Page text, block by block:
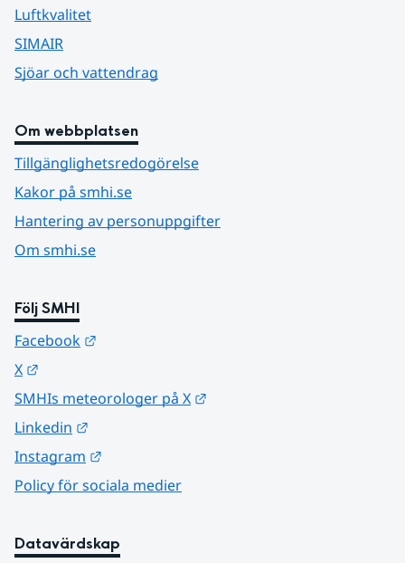
Luftkvalitet
SIMAIR
Sjöar och vattendrag
Om webbplatsen
Tillgänglighetsredogörelse
Kakor på smhi.se
Hantering av personuppgifter
Om smhi.se
Följ SMHI
Facebook
X
SMHIs meteorologer på X
Linkedin
Instagram
Policy för sociala medier
Datavärdskap